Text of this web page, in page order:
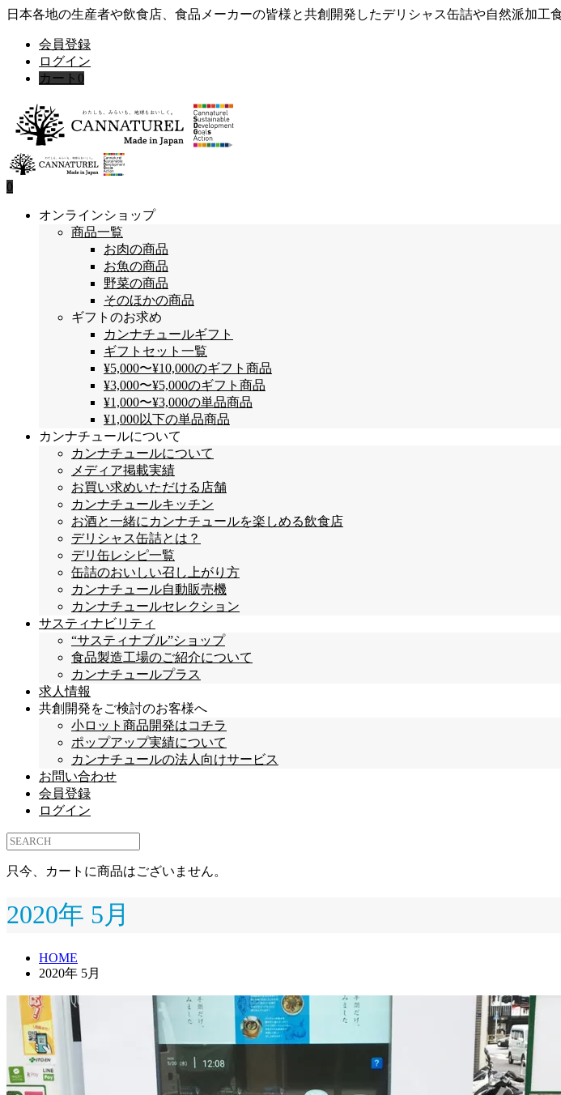
日本各地の生産者や飲食店、食品メーカーの皆様と共創開発したデリシャス缶詰や自然派加工
会員登録
ログイン
カート 0
0
オンラインショップ
商品一覧
お肉の商品
お魚の商品
野菜の商品
そのほかの商品
ギフトのお求め
カンナチュールギフト
ギフトセット一覧
¥5,000〜¥10,000のギフト商品
¥3,000〜¥5,000のギフト商品
¥1,000〜¥3,000の単品商品
¥1,000以下の単品商品
カンナチュールについて
カンナチュールについて
メディア掲載実績
お買い求めいただける店舗
カンナチュールキッチン
お酒と一緒にカンナチュールを楽しめる飲食店
デリシャス缶詰とは？
デリ缶レシピ一覧
缶詰のおいしい召し上がり方
カンナチュール自動販売機
カンナチュールセレクション
サスティナビリティ
“サスティナブル”ショップ
食品製造工場のご紹介について
カンナチュールプラス
求人情報
共創開発をご検討のお客様へ
小ロット商品開発はコチラ
ポップアップ実績について
カンナチュールの法人向けサービス
お問い合わせ
会員登録
ログイン
只今、カートに商品はございません。
2020年 5月
HOME
2020年 5月